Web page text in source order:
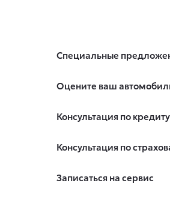
Специальные
Оцените ваш
Консультация по кредиту
Консультация по
Записаться на сервис